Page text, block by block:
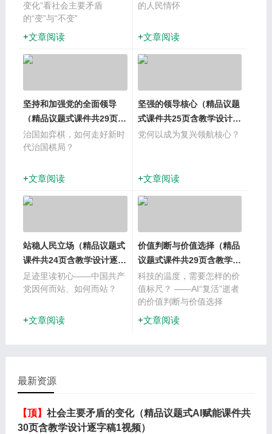
变化”看社会主要矛盾
的“变”与“不变”
文章阅读
的人民情怀
文章阅读
坚持和加强党的全面领导
（精品议题式课件共29页含
教学设计逐字稿1视频）
治国如弈棋，如何走好新时
代治国棋局？
文章阅读
坚强的领导核心（精品议题
式课件共25页含教学设计逐
字稿1视频）
党何以成为复兴领航核心？
文章阅读
站稳人民立场（精品议题式
课件共24页含教学设计逐字
稿1视频）
足迹里读初心——中国共产
党因何而站、如何而站？
文章阅读
价值判断与价值选择（精品
议题式课件共29页含教学设
计逐字稿2视频）
科技的温度，需要怎样的价
值标尺？ ——AI“复活”逝者
的价值判断与价值选择
文章阅读
最新资源
【顶】 社会主要矛盾的变化（精品议题式AI赋能课件共
30页含教学设计逐字稿1视频）